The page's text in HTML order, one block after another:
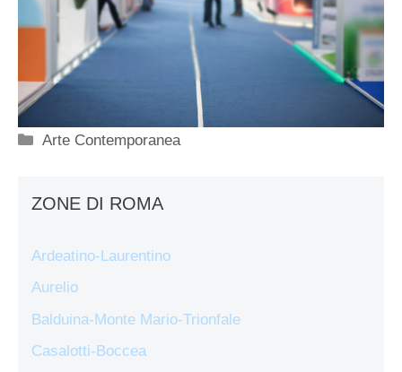
Categorie
Arte Contemporanea
ZONE DI ROMA
Ardeatino-Laurentino
Aurelio
Balduina-Monte Mario-Trionfale
Casalotti-Boccea